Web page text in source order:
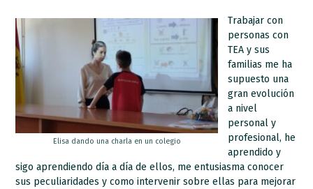
Elisa dando una charla en un colegio
Trabajar con
personas con
TEA y sus
familias me ha
supuesto una
gran evolución
a nivel
personal y
profesional, he
aprendido y
sigo aprendiendo día a día de ellos, me entusiasma conocer
sus peculiaridades y como intervenir sobre ellas para mejorar